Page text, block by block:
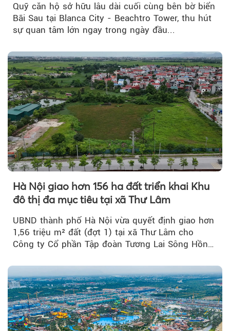
Quỹ căn hộ sở hữu lâu dài cuối cùng bên bờ biển
Bãi Sau tại Blanca City - Beachtro Tower, thu hút
sự quan tâm lớn ngay trong ngày đầu...
Hà Nội giao hơn 156 ha đất triển khai Khu
đô thị đa mục tiêu tại xã Thư Lâm
UBND thành phố Hà Nội vừa quyết định giao hơn
1,56 triệu m² đất (đợt 1) tại xã Thư Lâm cho
Công ty Cổ phần Tập đoàn Tương Lai Sông Hồng